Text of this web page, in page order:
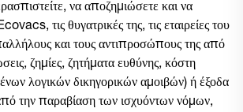
να αποζημιώσετε και να
τις θυγατρικές της, τις εταιρείες του
και τους αντιπροσώπους της από
ζημίες, ζητήματα ευθύνης, κόστη
λογικών δικηγορικών αμοιβών) ή έξοδα
την παραβίαση των ισχυόντων νόμων,